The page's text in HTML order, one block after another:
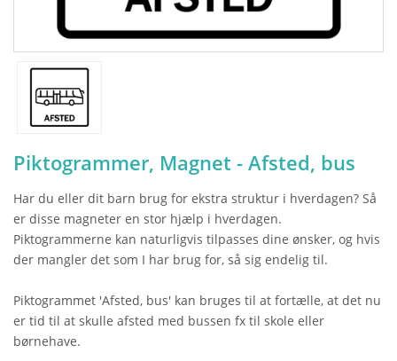
Piktogrammer, Magnet - Afsted, bus
Har du eller dit barn brug for ekstra struktur i hverdagen? Så
er disse magneter en stor hjælp i hverdagen.
Piktogrammerne kan naturligvis tilpasses dine ønsker, og hvis
der mangler det som I har brug for, så sig endelig til.
Piktogrammet 'Afsted, bus' kan bruges til at fortælle, at det nu
er tid til at skulle afsted med bussen fx til skole eller
børnehave.